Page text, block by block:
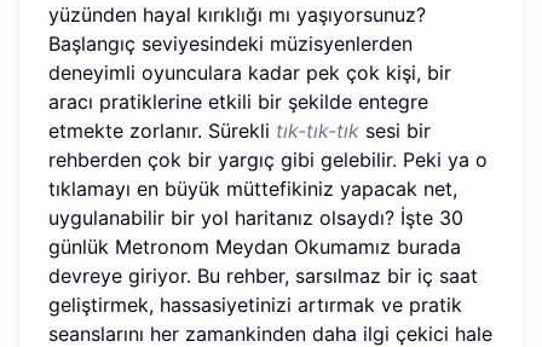
yüzünden hayal kırıklığı mı yaşıyorsunuz?
Başlangıç seviyesindeki müzisyenlerden
deneyimli oyunculara kadar pek çok kişi, bir
aracı pratiklerine etkili bir şekilde entegre
etmekte zorlanır. Sürekli tık-tık-tık sesi bir
rehberden çok bir yargıç gibi gelebilir. Peki ya o
tıklamayı en büyük müttefikiniz yapacak net,
uygulanabilir bir yol haritanız olsaydı? İşte 30
günlük Metronom Meydan Okumamız burada
devreye giriyor. Bu rehber, sarsılmaz bir iç saat
geliştirmek, hassasiyetinizi artırmak ve pratik
seanslarını her zamankinden daha ilgi çekici hale